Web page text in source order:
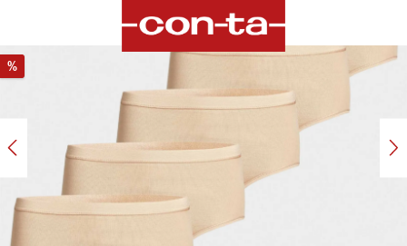
Bildergalerie überspringen
%Rabatt